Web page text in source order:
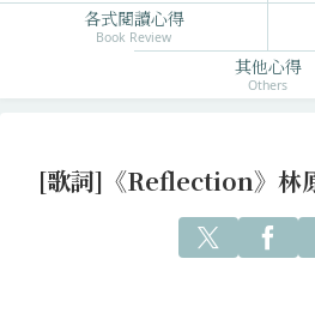
各式閱讀心得
Book Review
其他心得
Others
[歌詞]《Reflection》林